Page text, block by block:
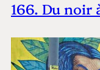
166. Du noir